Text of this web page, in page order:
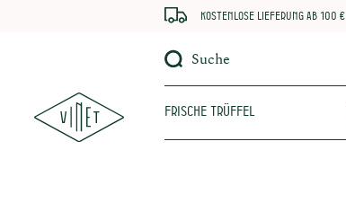
Kostenlose Lieferung ab 100 €
Suche
Frische Trüffel